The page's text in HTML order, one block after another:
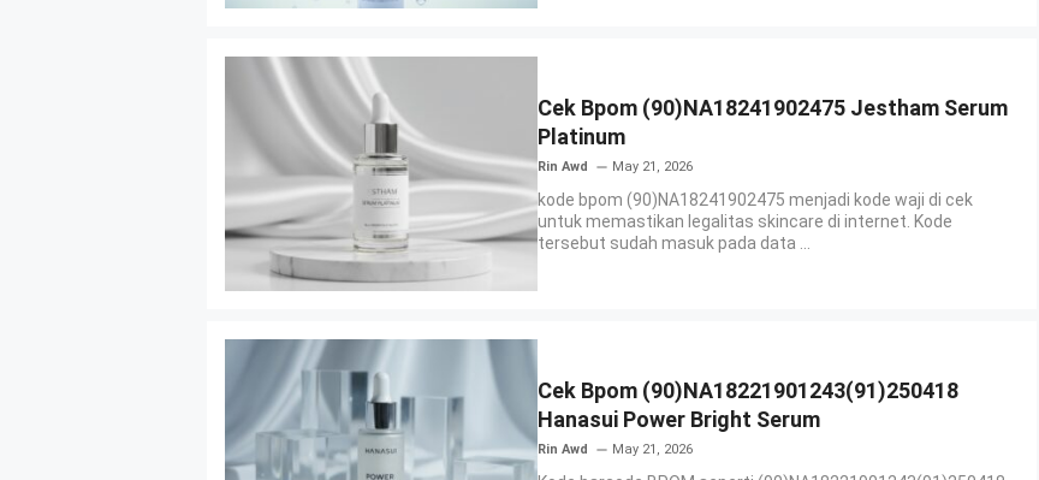
Cek Bpom (90)NA18241902475 Jestham Serum
Platinum
Rin Awd May 21, 2026
kode bpom (90)NA18241902475 menjadi kode waji di cek
untuk memastikan legalitas skincare di internet. Kode
tersebut sudah masuk pada data ...
Cek Bpom (90)NA18221901243(91)250418
Hanasui Power Bright Serum
Rin Awd May 21, 2026